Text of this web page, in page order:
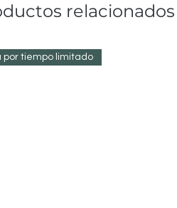
relacionados
por tiempo limitado